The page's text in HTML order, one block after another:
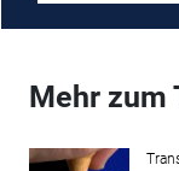
Mehr zum